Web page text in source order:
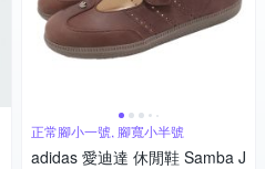
正常腳小一號, 腳寬小半號
adidas 愛迪達 休閒鞋 Samba J